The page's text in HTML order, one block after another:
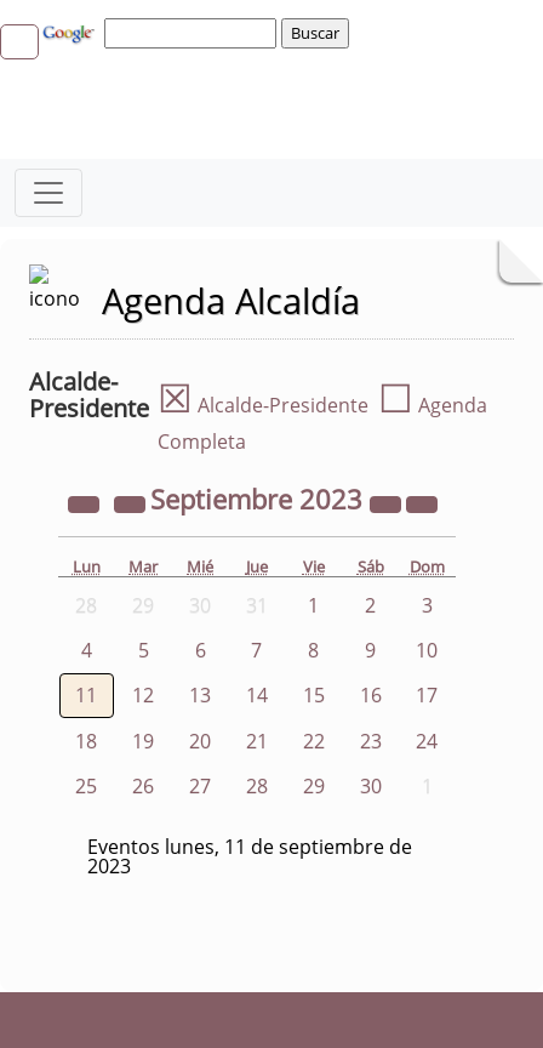
Agenda Alcaldía
Alcalde-
Presidente ☒ Alcalde-Presidente ☐ Agenda
Completa
Septiembre 2023
Lun Mar Mié Jue Vie Sáb Dom
28 29 30 31 1 2
3
4
5 6 7 8 9
10
11
12 13 14 15 16
17
18
19 20 21 22 23
24
25
26 27 28 29 30 1
Eventos lunes, 11 de septiembre de
2023